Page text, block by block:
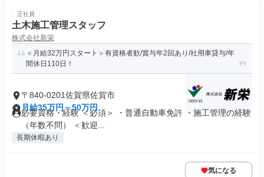
正社員
土木施工管理スタッフ
株式会社新栄
＜月給32万円スタート＞有資格者歓/賞与年2回あり/社用車貸与/年
間休日110日！
〒840-0201佐賀県佐賀市
月給35万円～50万円
必要資格・経験 ＜必須＞ ・普通自動車免許 ・施工管理の経験
（年数不問） ＜歓迎...
長期休暇あり
気になる